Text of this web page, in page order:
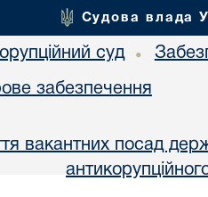
Судова влада
суд •
забезпечення
вакантних посад